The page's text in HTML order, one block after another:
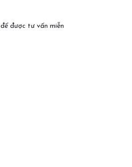
để được tư vấn miễn